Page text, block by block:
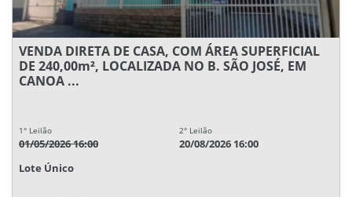
VENDA DIRETA DE CASA, COM ÁREA SUPERFICIAL
DE 240,00m², LOCALIZADA NO B. SÃO JOSÉ, EM
CANOA ...
1° Leilão
01/05/2026 16:00
2° Leilão
20/08/2026 16:00
Lote Único